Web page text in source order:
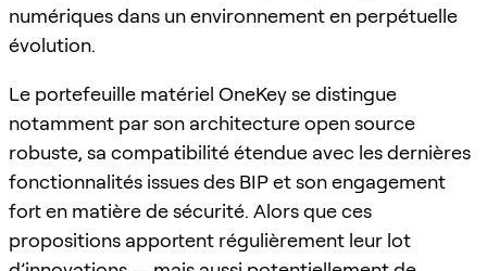
numériques dans un environnement en perpétuelle
évolution.
Le portefeuille matériel OneKey se distingue
notamment par son architecture open source
robuste, sa compatibilité étendue avec les dernières
fonctionnalités issues des BIP et son engagement
fort en matière de sécurité. Alors que ces
propositions apportent régulièrement leur lot